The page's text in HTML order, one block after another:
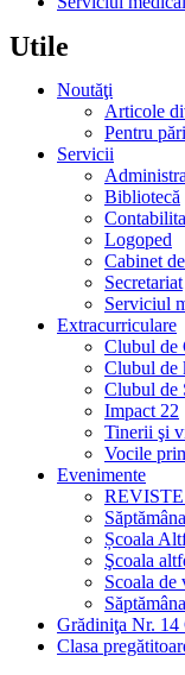
Utile
Noutăţi
Articole
Pentru
Servicii
Bibliotecă
Logoped
Cabinet
Secretariat
Serviciul
Extracurriculare
Clubul de
Clubul de
Clubul de
Impact 22
Tinerii şi
Vocile
Evenimente
Școala
Şcoala
Scoala de
Grădiniţa Nr. 14
Clasa